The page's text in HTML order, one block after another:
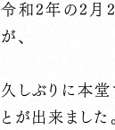
令和2年の2月
が、
久しぶりに本堂
とが出来ました。